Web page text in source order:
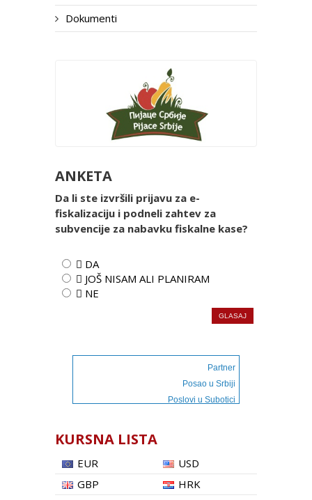
Dokumenti
ANKETA
Da li ste izvršili prijavu za e-
fiskalizaciju i podneli zahtev za
subvencije za nabavku fiskalne kase?
 DA
 JOŠ NISAM ALI PLANIRAM
 NE
Partner
Posao u Srbiji
Poslovi u Subotici
KURSNA LISTA
EUR
USD
GBP
HRK